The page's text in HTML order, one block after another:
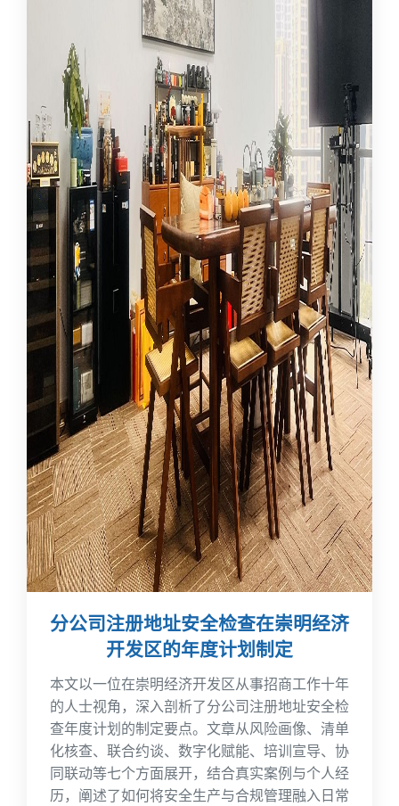
分公司注册地址安全检查在崇明经济
开发区的年度计划制定
本文以一位在崇明经济开发区从事招商工作十年
的人士视角，深入剖析了分公司注册地址安全检
查年度计划的制定要点。文章从风险画像、清单
化核查、联合约谈、数字化赋能、培训宣导、协
同联动等七个方面展开，结合真实案例与个人经
历，阐述了如何将安全生产与合规管理融入日常